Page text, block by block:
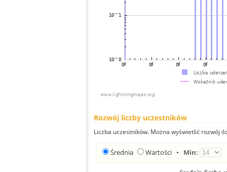
Rozwój liczby uczestników
Liczba uczestników. Można wyświetlić rozwój
Średnia Wartości • Min: